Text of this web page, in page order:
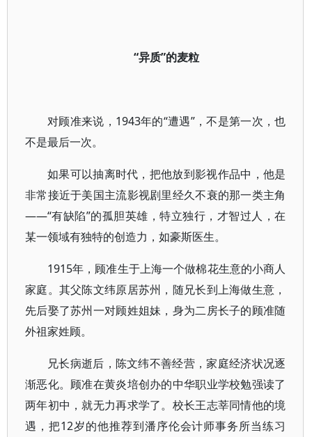
“异质”的麦粒
对顾准来说，1943年的“遭遇”，不是第一次，也
不是最后一次。
如果可以抽离时代，把他放到影视作品中，他是
非常接近于美国主流影视剧里经久不衰的那一类主角
——“有缺陷”的孤胆英雄，特立独行，才智过人，在
某一领域有独特的创造力，如豪斯医生。
1915年，顾准生于上海一个做棉花生意的小商人
家庭。其父陈文纬原居苏州，随兄长到上海做生意，
先后娶了苏州一对顾姓姐妹，身为二房长子的顾准随
外祖家姓顾。
兄长病逝后，陈文纬不善经营，家庭经济状况逐
渐恶化。顾准在黄炎培创办的中华职业学校勉强读了
两年初中，就无力再求学了。校长王志莘同情他的境
遇，把12岁的他推荐到潘序伦会计师事务所当练习